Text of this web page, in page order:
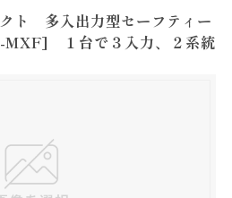
ト 多入出力型セーフティー
MXF] １台で３入力、２系統